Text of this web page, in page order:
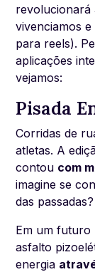
revolucionará
vivenciamos
para reels).
aplicações
vejamos:
Pisada
Corridas de
atletas. A
contou com
imagine se
das passadas?
Em um
asfalto
energia